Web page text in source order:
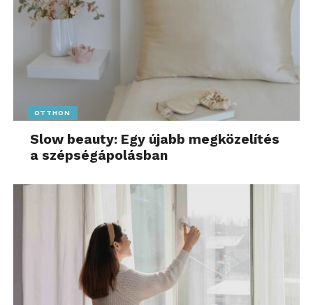
OTTHON
Slow beauty: Egy újabb megközelítés
a szépségápolásban